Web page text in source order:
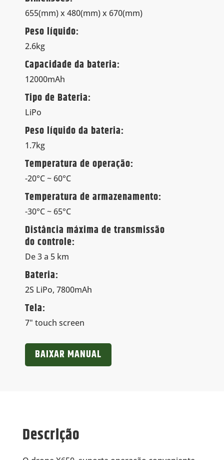
655(mm) x 480(mm) x 670(mm)
Peso líquido:
2.6kg
Capacidade da bateria:
12000mAh
Tipo de Bateria:
LiPo
Peso líquido da bateria:
1.7kg
Temperatura de operação:
-20°C ~ 60°C
Temperatura de armazenamento:
-30°C ~ 65°C
Distância máxima de transmissão
do controle:
De 3 a 5 km
Bateria:
2S LiPo, 7800mAh
Tela:
7" touch screen
BAIXAR MANUAL
Descrição